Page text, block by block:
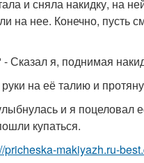
и сняла накидку, на
на нее. Конечно, пусть
Сказал я, поднимая
на её талию и
и я поцеловал
купаться.
pricheska-makiyazh.ru-